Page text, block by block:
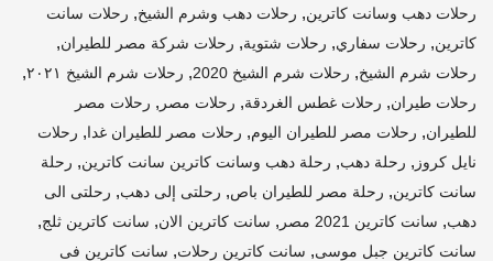
رحلات دهب وسانت كاترين, رحلات دهب وشرم الشيخ, رحلات سانت
كاترين, رحلات سفاري, رحلات شتوية, رحلات شركة مصر للطيران,
رحلات شرم الشيخ, رحلات شرم الشيخ 2020 , رحلات شرم الشيخ ٢٠٢١ ,
رحلات طيران, رحلات غطس الغردقة, رحلات مصر , رحلات مصر
للطيران, رحلات مصر للطيران اليوم, رحلات مصر للطيران غدا, رحلات
نايل كروز , رحلة دهب, رحلة دهب وسانت كاترين سانت كاترين, رحلة
سانت كاترين, رحلة مصر للطيران باص, رحلتى إلى دهب, رحلتى الى
دهب, سانت كاترين 2021 مصر , سانت كاترين الان, سانت كاترين ثلج,
سانت كاترين جبل موسى, سانت كاترين رحلات, سانت كاترين فى